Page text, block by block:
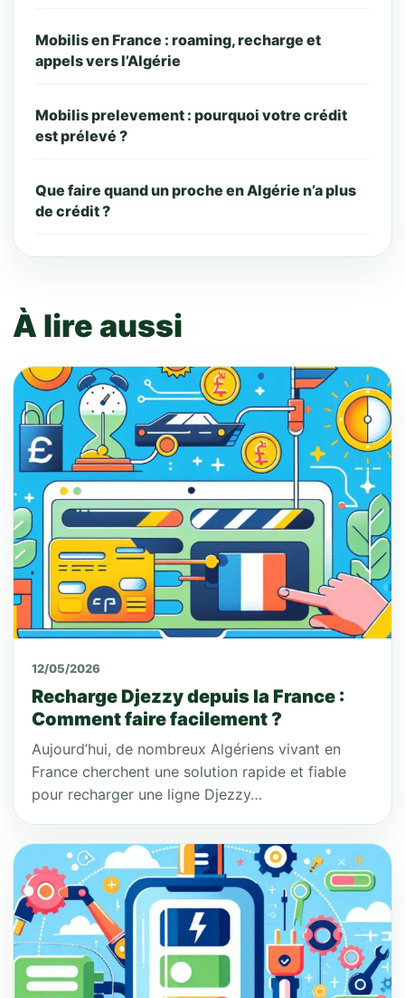
Mobilis en France : roaming, recharge et
appels vers l’Algérie
Mobilis prelevement : pourquoi votre crédit
est prélevé ?
Que faire quand un proche en Algérie n’a plus
de crédit ?
À lire aussi
12/05/2026
Recharge Djezzy depuis la France :
Comment faire facilement ?
Aujourd’hui, de nombreux Algériens vivant en
France cherchent une solution rapide et fiable
pour recharger une ligne Djezzy…